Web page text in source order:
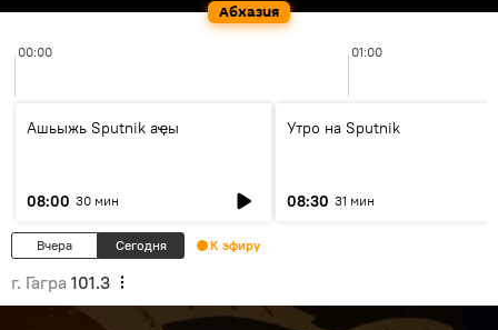
Абхазия
00:00 01:00
Ашьыжь Sputnik аҿы
08:00 30 мин
Утро на Sputnik
08:30 31 мин
Вчера Сегодня К эфиру
г. Гагра 101.3